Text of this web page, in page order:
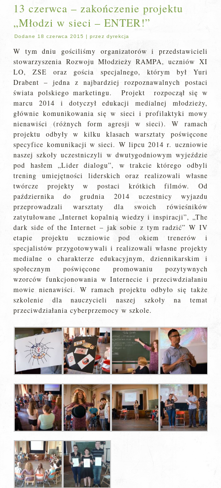
13 czerwca – zakończenie projektu
„Młodzi w sieci – ENTER!”
Dodane 18 czerwca 2015 |przez dyrekcja
W tym dniu gościliśmy organizatorów i przedstawicieli
stowarzyszenia Rozwoju Młodzieży RAMPA, uczniów XI
LO, ZSE oraz gościa specjalnego, którym był Yuri
Drabent – jedna z najbardziej rozpoznawalnych postaci
świata polskiego marketingu. Projekt rozpoczął się w
marcu 2014 i dotyczył edukacji medialnej młodzieży,
głównie komunikowania się w sieci i profilaktyki mowy
nienawiści (różnych form agresji w sieci). W ramach
projektu odbyły w kilku klasach warsztaty poświęcone
specyfice komunikacji w sieci. W lipcu 2014 r. uczniowie
naszej szkoły uczestniczyli w dwutygodniowym wyjeździe
pod hasłem „Lider dialogu”, w trakcie którego odbyli
trening umiejętności liderskich oraz realizowali własne
twórcze projekty w postaci krótkich filmów. Od
października do grudnia 2014 uczestnicy wyjazdu
przeprowadzali warsztaty dla swoich rówieśników
zatytułowane „Internet kopalnią wiedzy i inspiracji”, „The
dark side of the Internet – jak sobie z tym radzić” W IV
etapie projektu uczniowie pod okiem trenerów i
specjalistów przygotowywali i realizowali własne projekty
medialne o charakterze edukacyjnym, dziennikarskim i
społecznym poświęcone promowaniu pozytywnych
wzorców funkcjonowania w Internecie i przeciwdziałaniu
mowie nienawiści. W ramach projektu odbyło się także
szkolenie dla nauczycieli naszej szkoły na temat
przeciwdziałania cyberprzemocy w szkole.